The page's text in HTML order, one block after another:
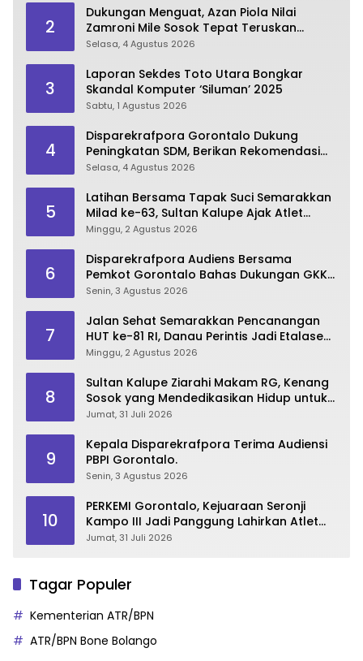
2
Dukungan Menguat, Azan Piola Nilai
Zamroni Mile Sosok Tepat Teruskan
Pembangunan Bone Bolango
Selasa, 4 Agustus 2026
3
Laporan Sekdes Toto Utara Bongkar
Skandal Komputer ‘Siluman’ 2025
Sabtu, 1 Agustus 2026
4
Disparekrafpora Gorontalo Dukung
Peningkatan SDM, Berikan Rekomendasi
Studi S3 bagi Pegawai
Selasa, 4 Agustus 2026
5
Latihan Bersama Tapak Suci Semarakkan
Milad ke-63, Sultan Kalupe Ajak Atlet
Lestarikan Budaya Bela Diri
Minggu, 2 Agustus 2026
6
Disparekrafpora Audiens Bersama
Pemkot Gorontalo Bahas Dukungan GKK
2026
Senin, 3 Agustus 2026
7
Jalan Sehat Semarakkan Pencanangan
HUT ke-81 RI, Danau Perintis Jadi Etalase
Wisata Gorontalo
Minggu, 2 Agustus 2026
8
Sultan Kalupe Ziarahi Makam RG, Kenang
Sosok yang Mendedikasikan Hidup untuk
Gorontalo
Jumat, 31 Juli 2026
9
Kepala Disparekrafpora Terima Audiensi
PBPI Gorontalo.
Senin, 3 Agustus 2026
10
PERKEMI Gorontalo, Kejuaraan Seronji
Kampo III Jadi Panggung Lahirkan Atlet
Berprestasi
Jumat, 31 Juli 2026
Tagar Populer
Kementerian ATR/BPN
ATR/BPN Bone Bolango